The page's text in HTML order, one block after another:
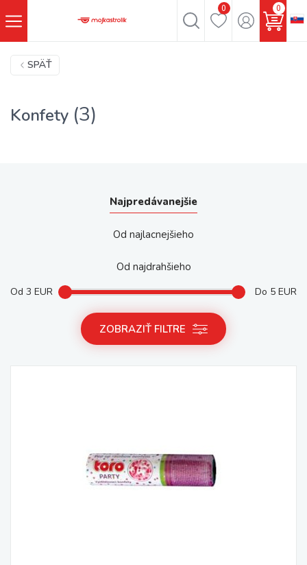
0 0
SPÄŤ
Konfety (3)
Najpredávanejšie
Od najlacnejšieho
Od najdrahšieho
Od 3 EUR Do 5 EUR
ZOBRAZIŤ FILTRE